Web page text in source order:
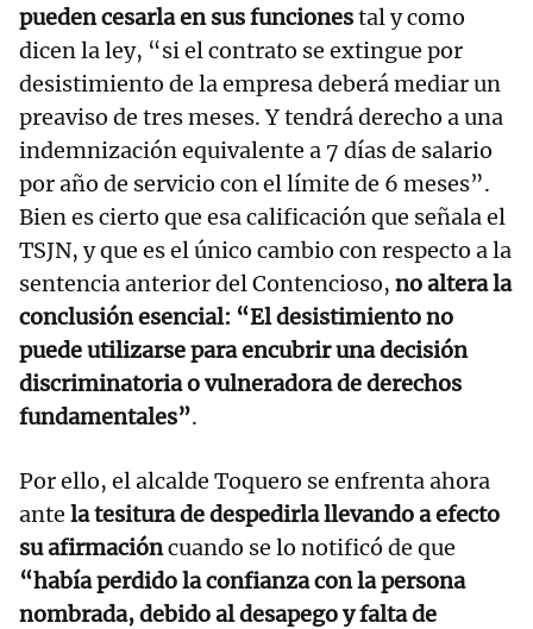
pueden cesarla en sus funcionestal y como
dicen la ley, “si el contrato se extingue por
desistimiento de la empresa deberá mediar un
preaviso de tres meses. Y tendrá derecho a una
indemnización equivalente a 7 días de salario
por año de servicio con el límite de 6 meses”.
Bien es cierto que esa calificación que señala el
TSJN, y que es el único cambio con respecto a la
sentencia anterior del Contencioso, no altera la
conclusión esencial: “El desistimiento no
puede utilizarse para encubrir una decisión
discriminatoria o vulneradora de derechos
fundamentales”.
Por ello, el alcalde Toquero se enfrenta ahora
ante la tesitura de despedirla llevando a efecto
su afirmacióncuando se lo notificó de que
“había perdido la confianza con la persona
nombrada, debido al desapego y falta de